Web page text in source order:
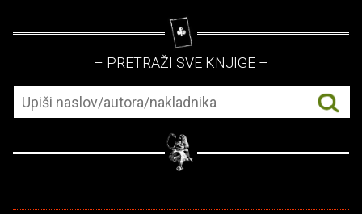
– PRETRAŽI SVE KNJIGE –